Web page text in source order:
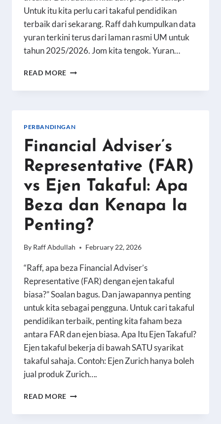
Untuk itu kita perlu cari takaful pendidikan
terbaik dari sekarang. Raff dah kumpulkan data
yuran terkini terus dari laman rasmi UM untuk
tahun 2025/2026. Jom kita tengok. Yuran…
READ MORE KOS
BELAJAR
YURAN
TERKINI
PERBANDINGAN
Financial Adviser’s
Representative (FAR)
vs Ejen Takaful: Apa
Beza dan Kenapa Ia
Penting?
By Raff Abdullah February 22, 2026
“Raff, apa beza Financial Adviser’s
Representative (FAR) dengan ejen takaful
biasa?” Soalan bagus. Dan jawapannya penting
untuk kita sebagai pengguna. Untuk cari takaful
pendidikan terbaik, penting kita faham beza
antara FAR dan ejen biasa. Apa Itu Ejen Takaful?
Ejen takaful bekerja di bawah SATU syarikat
takaful sahaja. Contoh: Ejen Zurich hanya boleh
jual produk Zurich….
READ MORE FINANCIAL
REPRESENTATIVE (FAR)